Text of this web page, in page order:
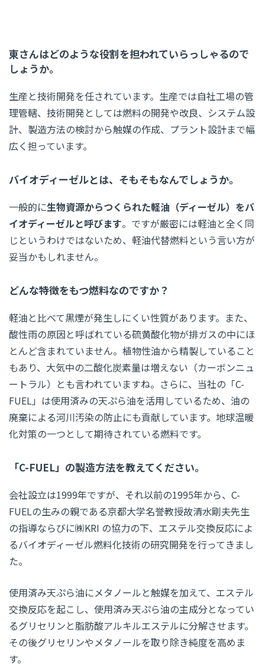
東さんはどのような役割を担われていらっしゃるので
しょうか。
生産と技術開発を任されています。生産では自社工場の管
理管轄、技術開発としては燃料の開発や改良、システム設
計、製造方法の検討から触媒の作成、プラント設計まで幅
広く担っています。
バイオディーゼルとは、そもそもなんでしょうか。
一般的に生物資源からつくられた軽油（ディーゼル）をバ
イオディーゼルと呼びます。ですが厳密には軽油と全く同
じというわけではないため、軽油代替燃料という言い方が
妥当かもしれません。
どんな特徴をもつ燃料なのですか？
軽油と比べて黒煙が発生しにくい性質があります。また、
酸性雨の原因と呼ばれている硫黄酸化物が排ガスの中にほ
とんど含まれていません。植物性油から精製していること
もあり、大気中の二酸化炭素量は増えない（カーボンニュ
ートラル）とも言われていますね。さらに、当社の「C-
FUEL」は使用済みの天ぷら油を活用しているため、油の
廃棄による河川汚染の防止にも貢献しています。地球温暖
化対策の一つとして期待されている燃料です。
「C-FUEL」の製造方法を教えてください。
会社設立は1999年ですが、それ以前の1995年から、C-
FUELの生みの親である京都大学名誉教授故清水剛夫先生
の指導ならびに㈱KRI の協力の下、エステル交換反応によ
るバイオディーゼル燃料化技術の研究開発を行ってきまし
た。
使用済み天ぷら油にメタノールと触媒を加えて、エステル
交換反応を起こし、使用済み天ぷら油の主成分となってい
るグリセリンと脂肪酸アルキルエステルに分解させます。
その後グリセリンやメタノールを取り除き純度を高めま
す。